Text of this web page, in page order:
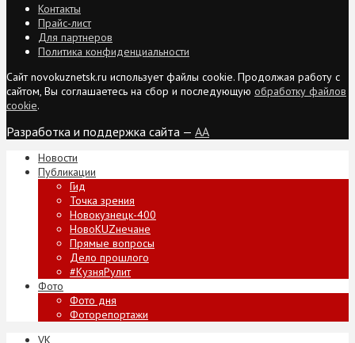
Контакты
Прайс-лист
Для партнеров
Политика конфиденциальности
Сайт novokuznetsk.ru использует файлы cookie. Продолжая работу с
сайтом, Вы соглашаетесь на сбор и последующую обработку файлов
cookie.
Разработка и поддержка сайта — AA
Новости
Публикации
Гид
Точка зрения
Новокузнецк-400
НовоKUZнечане
Прямые вопросы
Дело прошлого
#КузняРулит
Фото
Фото дня
Фоторепортажи
VK